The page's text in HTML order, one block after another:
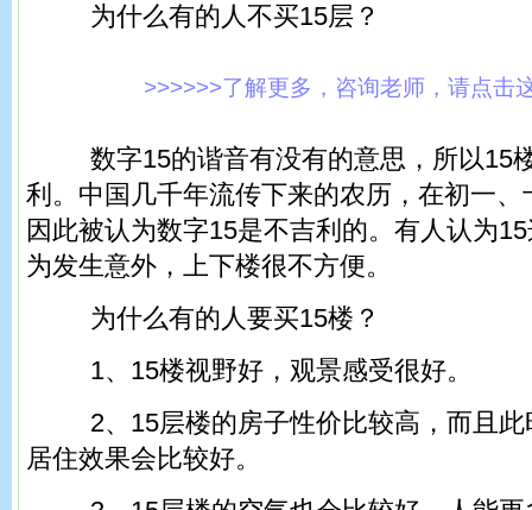
为什么有的人不买15层？
>>>>>>了解更多，咨询老师，请点击
数字15的谐音有没有的意思，所以15
利。中国几千年流传下来的农历，在初一
因此被认为数字15是不吉利的。有人认为
为发生意外，上下楼很不方便。
为什么有的人要买15楼？
1、15楼视野好，观景感受很好。
2、15层楼的房子性价比较高，而且此
居住效果会比较好。